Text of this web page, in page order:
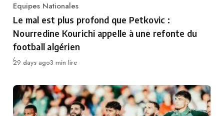
Category
Equipes Nationales
Le mal est plus profond que Petkovic :
Nourredine Kourichi appelle à une refonte du
football algérien
Publié
29 days ago3 min lire